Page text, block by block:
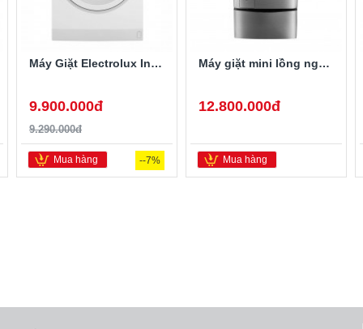
Máy Giặt Electrolux Inverter 10 Kg EWF1024D3WB
9.900.000đ
9.290.000đ
--7%
Mua hàng
Máy giặt mini lồng ngang Twinwash LG T2735NWLV 3.5Kg
12.800.000đ
Mua hàng